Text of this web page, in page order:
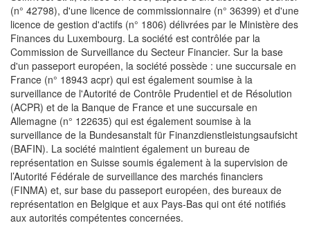
(n° 42798), d'une licence de commissionnaire (n° 36399) et d'une
licence de gestion d'actifs (n° 1806) délivrées par le Ministère des
Finances du Luxembourg. La société est contrôlée par la
Commission de Surveillance du Secteur Financier. Sur la base
d'un passeport européen, la société possède : une succursale en
France (n° 18943 acpr) qui est également soumise à la
surveillance de l'Autorité de Contrôle Prudentiel et de Résolution
(ACPR) et de la Banque de France et une succursale en
Allemagne (n° 122635) qui est également soumise à la
surveillance de la Bundesanstalt für Finanzdienstleistungsaufsicht
(BAFIN). La société maintient également un bureau de
représentation en Suisse soumis également à la supervision de
l’Autorité Fédérale de surveillance des marchés financiers
(FINMA) et, sur base du passeport européen, des bureaux de
représentation en Belgique et aux Pays-Bas qui ont été notifiés
aux autorités compétentes concernées.